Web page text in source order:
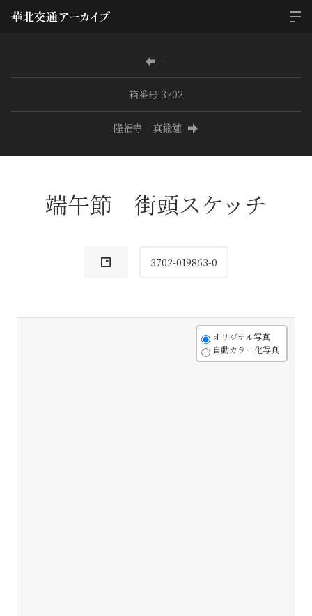
−
箱番号 3702
隆福寺 真鍮舖
端午節 街頭スケッチ
3702-019863-0
オリジナル写真
自動カラー化写真